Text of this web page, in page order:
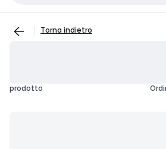
Torna indietro
prodotto